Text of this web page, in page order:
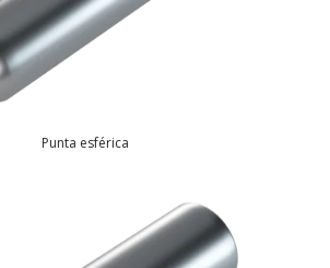
Punta esférica